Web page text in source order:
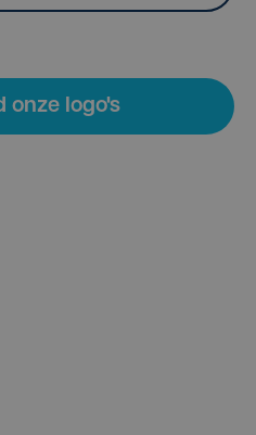
onze logo's